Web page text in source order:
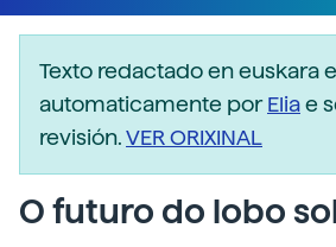
Texto redactado en euskara
automaticamente porEliae
revisión.VER ORIXINAL
O futuro do lobo